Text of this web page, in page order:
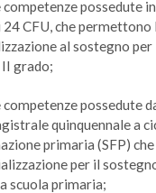
possedute
CFU, che permettono
al sostegno per
II grado;
possedute
quinquennale a
primaria (SFP)
per il
scuola primaria;